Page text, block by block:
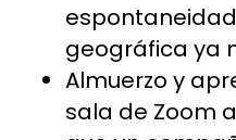
geográfica ya
Almuerzo y
sala de Zoom